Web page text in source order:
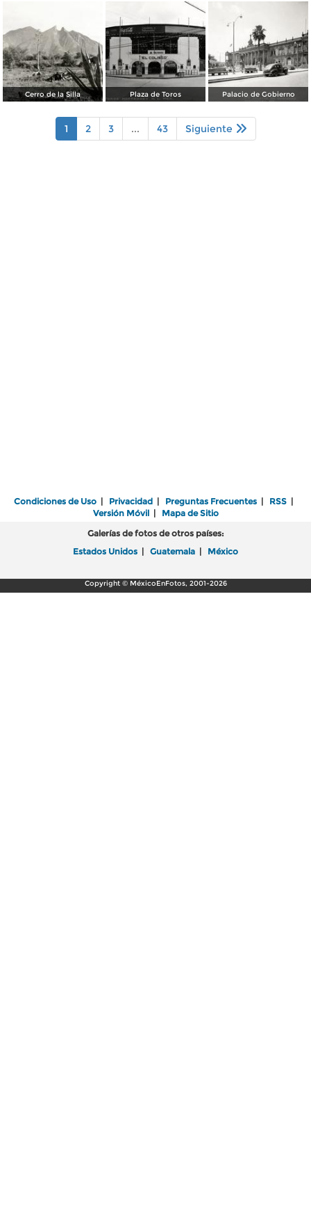
Cerro de la Silla Plaza de Toros Palacio de Gobierno
1 2 3 ... 43 Siguiente
Condiciones de Uso | Privacidad | Preguntas Frecuentes | RSS |
Versión Móvil| Mapa de Sitio
Galerías de fotos de otros países:
Estados Unidos | Guatemala | México
Copyright © MéxicoEnFotos, 2001-2026